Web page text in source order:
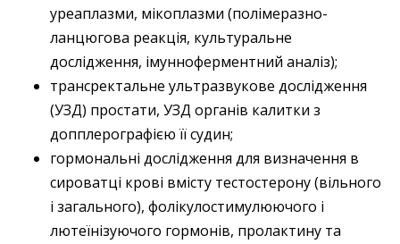
уреаплазми, мікоплазми (полімеразно-
ланцюгова реакція, культуральне
дослідження, імунноферментний аналіз);
трансректальне ультразвукове дослідження
(УЗД) простати, УЗД органів калитки з
допплерографією її судин;
гормональні дослідження для визначення в
сироватці крові вмісту тестостерону (вільного
і загального), фолікулостимулюючого і
лютеїнізуючого гормонів, пролактину та